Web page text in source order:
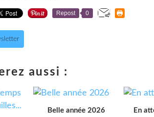
Repost 0
aussi :
Belle année 2026 En